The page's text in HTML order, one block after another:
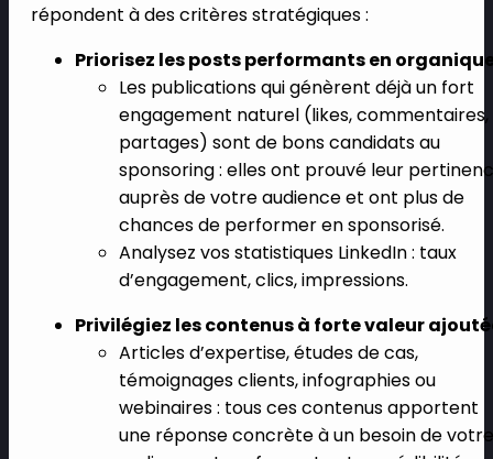
répondent à des critères stratégiques :
Priorisez les posts performants en
Les publications qui génèrent déjà un fort
engagement naturel (likes, commentaires,
partages) sont de bons candidats au
sponsoring : elles ont prouvé leur
auprès de votre audience et ont plus de
chances de performer en sponsorisé.
Analysez vos statistiques LinkedIn : taux
d’engagement, clics, impressions.
Privilégiez les contenus à forte valeur
Articles d’expertise, études de cas,
témoignages clients, infographies ou
webinaires : tous ces contenus apportent
une réponse concrète à un besoin de votre